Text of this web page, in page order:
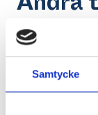
Samtycke
Andra
Det finns
ersättning från